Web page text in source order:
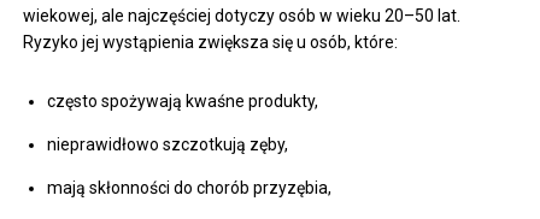
wiekowej, ale najczęściej dotyczy osób w wieku 20–50 lat.
Ryzyko jej wystąpienia zwiększa się u osób, które:
często spożywają kwaśne produkty,
nieprawidłowo szczotkują zęby,
mają skłonności do chorób przyzębia,